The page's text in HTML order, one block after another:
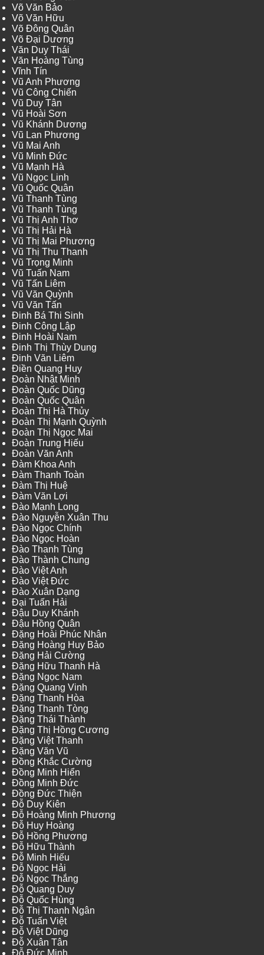
Võ Văn Bảo
Võ Văn Hữu
Võ Đông Quân
Võ Đại Dương
Văn Duy Thái
Văn Hoàng Tùng
Vĩnh Tín
Vũ Anh Phương
Vũ Công Chiến
Vũ Duy Tân
Vũ Hoài Sơn
Vũ Khánh Dương
Vũ Lan Phương
Vũ Mai Anh
Vũ Minh Đức
Vũ Mạnh Hà
Vũ Ngọc Linh
Vũ Quốc Quân
Vũ Thanh Tùng
Vũ Thanh Tùng
Vũ Thị Anh Thơ
Vũ Thị Hải Hà
Vũ Thị Mai Phương
Vũ Thị Thu Thanh
Vũ Trọng Minh
Vũ Tuấn Nam
Vũ Tấn Liêm
Vũ Văn Quỳnh
Vũ Văn Tấn
Đinh Bá Thi Sinh
Đinh Công Lập
Đinh Hoài Nam
Đinh Thị Thùy Dung
Đinh Văn Liêm
Điền Quang Huy
Đoàn Nhật Minh
Đoàn Quốc Dũng
Đoàn Quốc Quân
Đoàn Thị Hà Thủy
Đoàn Thị Mạnh Quỳnh
Đoàn Thị Ngọc Mai
Đoàn Trung Hiếu
Đoàn Văn Anh
Đàm Khoa Anh
Đàm Thanh Toàn
Đàm Thị Huệ
Đàm Văn Lợi
Đào Mạnh Long
Đào Nguyễn Xuân Thu
Đào Ngọc Chính
Đào Ngọc Hoàn
Đào Thanh Tùng
Đào Thành Chung
Đào Việt Anh
Đào Việt Đức
Đào Xuân Dạng
Đại Tuấn Hải
Đậu Duy Khánh
Đậu Hồng Quân
Đặng Hoài Phúc Nhân
Đặng Hoàng Huy Bảo
Đặng Hải Cường
Đặng Hữu Thanh Hà
Đặng Ngọc Nam
Đặng Quang Vinh
Đặng Thanh Hòa
Đặng Thanh Tòng
Đặng Thái Thành
Đặng Thị Hồng Cương
Đặng Việt Thanh
Đặng Văn Vũ
Đồng Khắc Cường
Đồng Minh Hiển
Đồng Minh Đức
Đồng Đức Thiện
Đỗ Duy Kiên
Đỗ Hoàng Minh Phương
Đỗ Huy Hoàng
Đỗ Hồng Phương
Đỗ Hữu Thành
Đỗ Minh Hiếu
Đỗ Ngọc Hải
Đỗ Ngọc Thắng
Đỗ Quang Duy
Đỗ Quốc Hùng
Đỗ Thị Thanh Ngân
Đỗ Tuấn Việt
Đỗ Việt Dũng
Đỗ Xuân Tân